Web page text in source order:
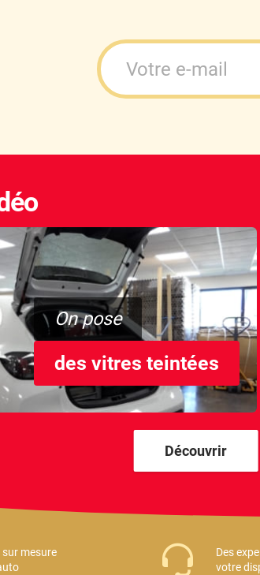
On pose
des vitres teintées
Découvrir
sur mesure
Des
votre